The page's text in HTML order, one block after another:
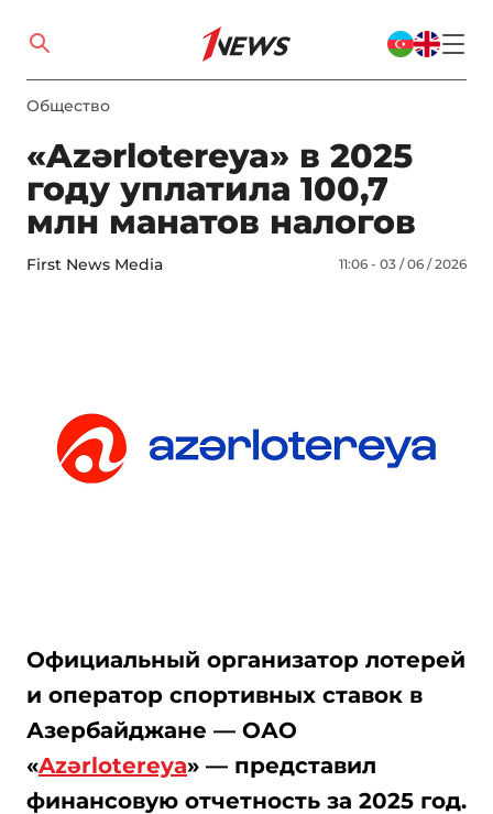
Общество
«Azərlotereya» в 2025
году уплатила 100,7
млн манатов налогов
First News Media 11:06 - 03 / 06 / 2026
Официальный организатор лотерей
и оператор спортивных ставок в
Азербайджане — ОАО
«Azərlotereya» — представил
финансовую отчетность за 2025 год.